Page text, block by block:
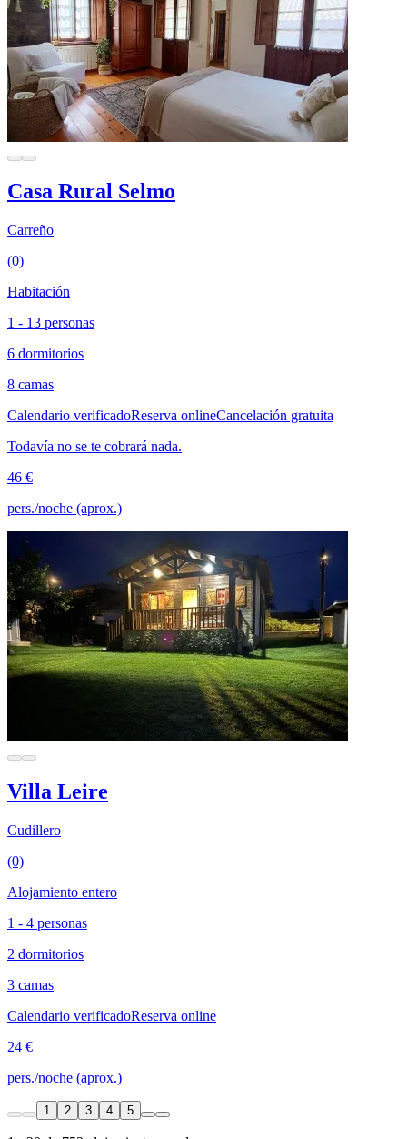
Casa Rural Selmo
Carreño
(0)
Habitación
1 - 13 personas
6 dormitorios
8 camas
Calendario verificadoReserva onlineCancelación gratuita
Todavía no se te cobrará nada.
46 €
pers./noche (aprox.)
Villa Leire
Cudillero
(0)
Alojamiento entero
1 - 4 personas
2 dormitorios
3 camas
Calendario verificadoReserva online
24 €
pers./noche (aprox.)
1 2 3 4 5